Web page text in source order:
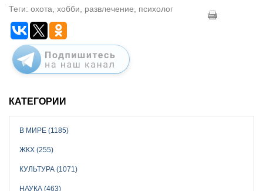
Теги: охота, хобби, развлечение, психолог
КАТЕГОРИИ
В МИРЕ (1185)
ЖКХ (255)
КУЛЬТУРА (1071)
НАУКА (463)